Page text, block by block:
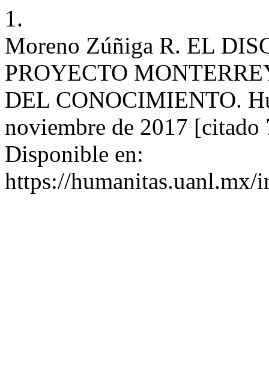
1.
Moreno Zúñiga R. EL
PROYECTO
DEL CONOCIMIENTO.
noviembre de 2017
Disponible en:
https://